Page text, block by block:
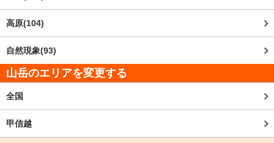
高原(104)
自然現象(93)
山岳のエリアを変更する
全国
甲信越